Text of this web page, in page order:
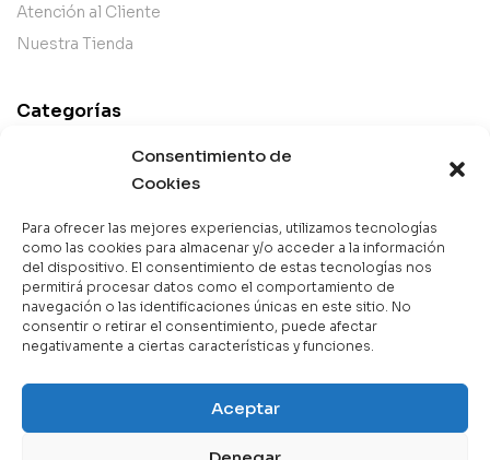
Consentimiento de
Cookies
Para ofrecer las mejores experiencias, utilizamos tecnologías
como las cookies para almacenar y/o acceder a la información
del dispositivo. El consentimiento de estas tecnologías nos
permitirá procesar datos como el comportamiento de
navegación o las identificaciones únicas en este sitio. No
consentir o retirar el consentimiento, puede afectar
negativamente a ciertas características y funciones.
Aceptar
Atención al Cliente
Nuestra Tienda
Categorías
Mejor Valorados
Libros en Oferta
Novedades
Copyright © 2025 Books & Co. Todos los derechos